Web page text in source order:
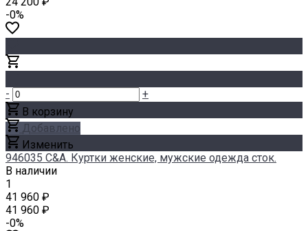
-0%
-
+
В корзину
Добавлено
Изменить
946035 C&A. Куртки женские, мужские одежда сток.
В наличии
1
41 960 ₽
41 960 ₽
-0%